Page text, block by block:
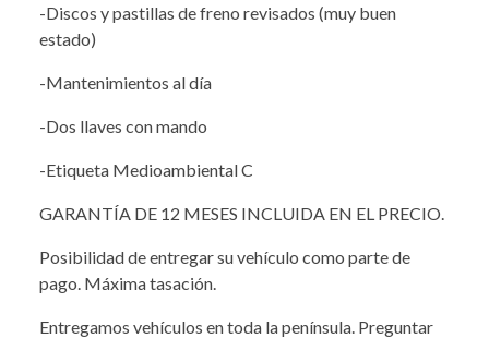
-Discos y pastillas de freno revisados (muy buen
estado)
-Mantenimientos al día
-Dos llaves con mando
-Etiqueta Medioambiental C
GARANTÍA DE 12 MESES INCLUIDA EN EL PRECIO.
Posibilidad de entregar su vehículo como parte de
pago. Máxima tasación.
Entregamos vehículos en toda la península. Preguntar